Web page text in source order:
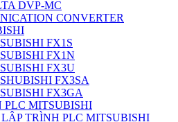
DVP-MC
CONVERTER
FX1S
FX1N
FX3U
FX3SA
FX3GA
PLC MITSUBISHI
TRÌNH PLC MITSUBISHI